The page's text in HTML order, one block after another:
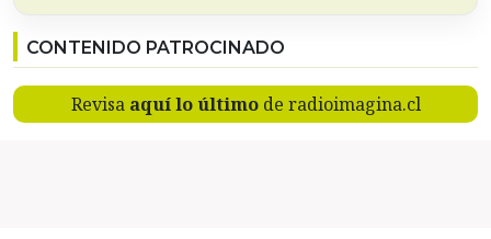
CONTENIDO PATROCINADO
Revisa aquí lo últimode radioimagina.cl